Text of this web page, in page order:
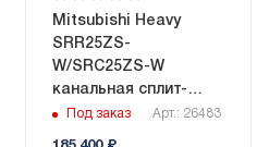
Mitsubishi Heavy
SRR25ZS-
W/SRC25ZS-W
канальная сплит-
система
Под заказ Арт.: 26483